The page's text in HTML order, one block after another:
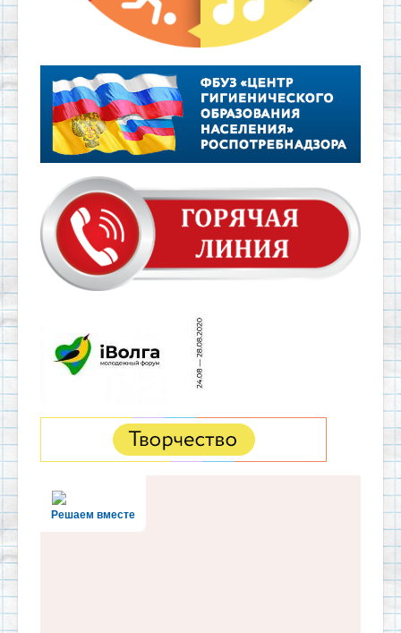
Решаем вместе